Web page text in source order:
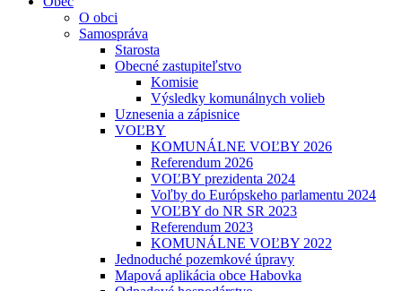
O obci
Samospráva
Starosta
Obecné zastupiteľstvo
Komisie
Výsledky komunálnych volieb
Uznesenia a zápisnice
VOĽBY
KOMUNÁLNE VOĽBY 2026
Referendum 2026
VOĽBY prezidenta 2024
Voľby do Európskeho parlamentu 2024
VOĽBY do NR SR 2023
Referendum 2023
KOMUNÁLNE VOĽBY 2022
Jednoduché pozemkové úpravy
Mapová aplikácia obce Habovka